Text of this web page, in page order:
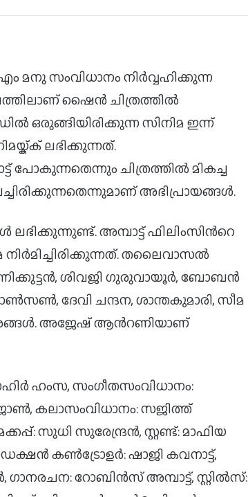
മനു സംവിധാനം നി‍ർവ്വഹിക്കുന്ന
ഷൈൻ ചിത്രത്തിൽ
ഒരുങ്ങിയിരിക്കുന്ന സിനിമ ഇന്ന്
ലഭിക്കുന്നത്.
പോകുന്നതെന്നും ചിത്രത്തിൽ മികച്ച
അഭിപ്രായങ്ങൾ.
അമ്പാട്ട് ഫിലിംസിന്‍റെ
തലൈവാസൽ
ശിവജി ഗുരുവായൂർ, ബോബൻ
ദേവി ചന്ദന, ശാന്തകുമാരി, സീമ
അജേഷ് ആന്‍റണിയാണ്
ഹംസ, സംഗീതസംവിധാനം:
കലാസംവിധാനം: സജിത്ത്
സുധി സുരേന്ദ്രൻ, സ്റ്റണ്ട്: മാഫിയ
കൺട്രോളർ: ഷാജി കവനാട്ട്,
റോബിൻസ് അമ്പാട്ട്, സ്റ്റിൽസ്:
ജര്‍മനിയിലെ ഇന്ത്യന്‍ ഫിലിം
ഫെസ്റ്റിവലില്‍ പുരസ്‌കാരനേട്ടവുമായി